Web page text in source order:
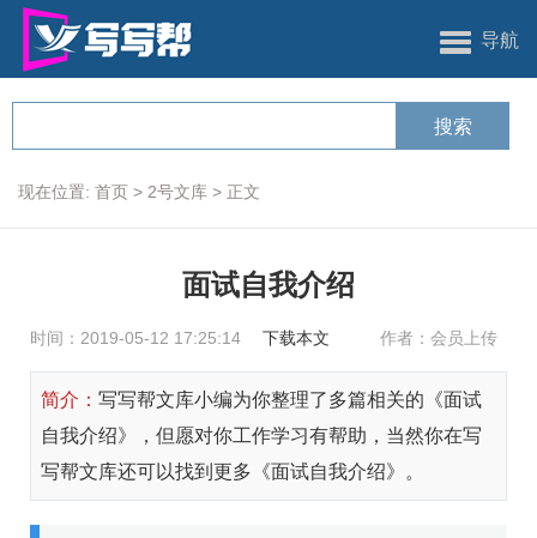
导航
现在位置: 首页 > 2号文库 > 正文
面试自我介绍
时间：2019-05-12 17:25:14 下载本文 作者：会员上传
简介： 写写帮文库小编为你整理了多篇相关的《面试
自我介绍》，但愿对你工作学习有帮助，当然你在写
写帮文库还可以找到更多《面试自我介绍》。